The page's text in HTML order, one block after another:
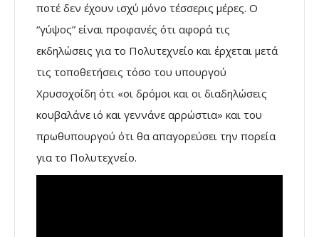
ποτέ δεν έχουν ισχύ μόνο τέσσερις μέρες. Ο
“γύψος” είναι προφανές ότι αφορά τις
εκδηλώσεις για το Πολυτεχνείο και έρχεται μετά
τις τοποθετήσεις τόσο του υπουργού
Χρυσοχοίδη ότι «οι δρόμοι και οι διαδηλώσεις
κουβαλάνε ιό και γεννάνε αρρώστια» και του
πρωθυπουργού ότι θα απαγορεύσει την πορεία
για το Πολυτεχνείο.